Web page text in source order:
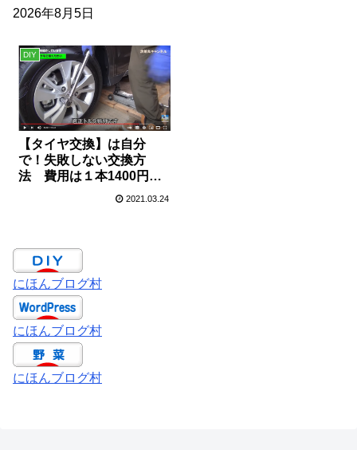
2026年8月5日
DIY
【タイヤ交換】は自分
で！失敗しない交換方
法 費用は１本1400円～
まだディーラーやショッ
2021.03.24
にほんブログ村
にほんブログ村
にほんブログ村